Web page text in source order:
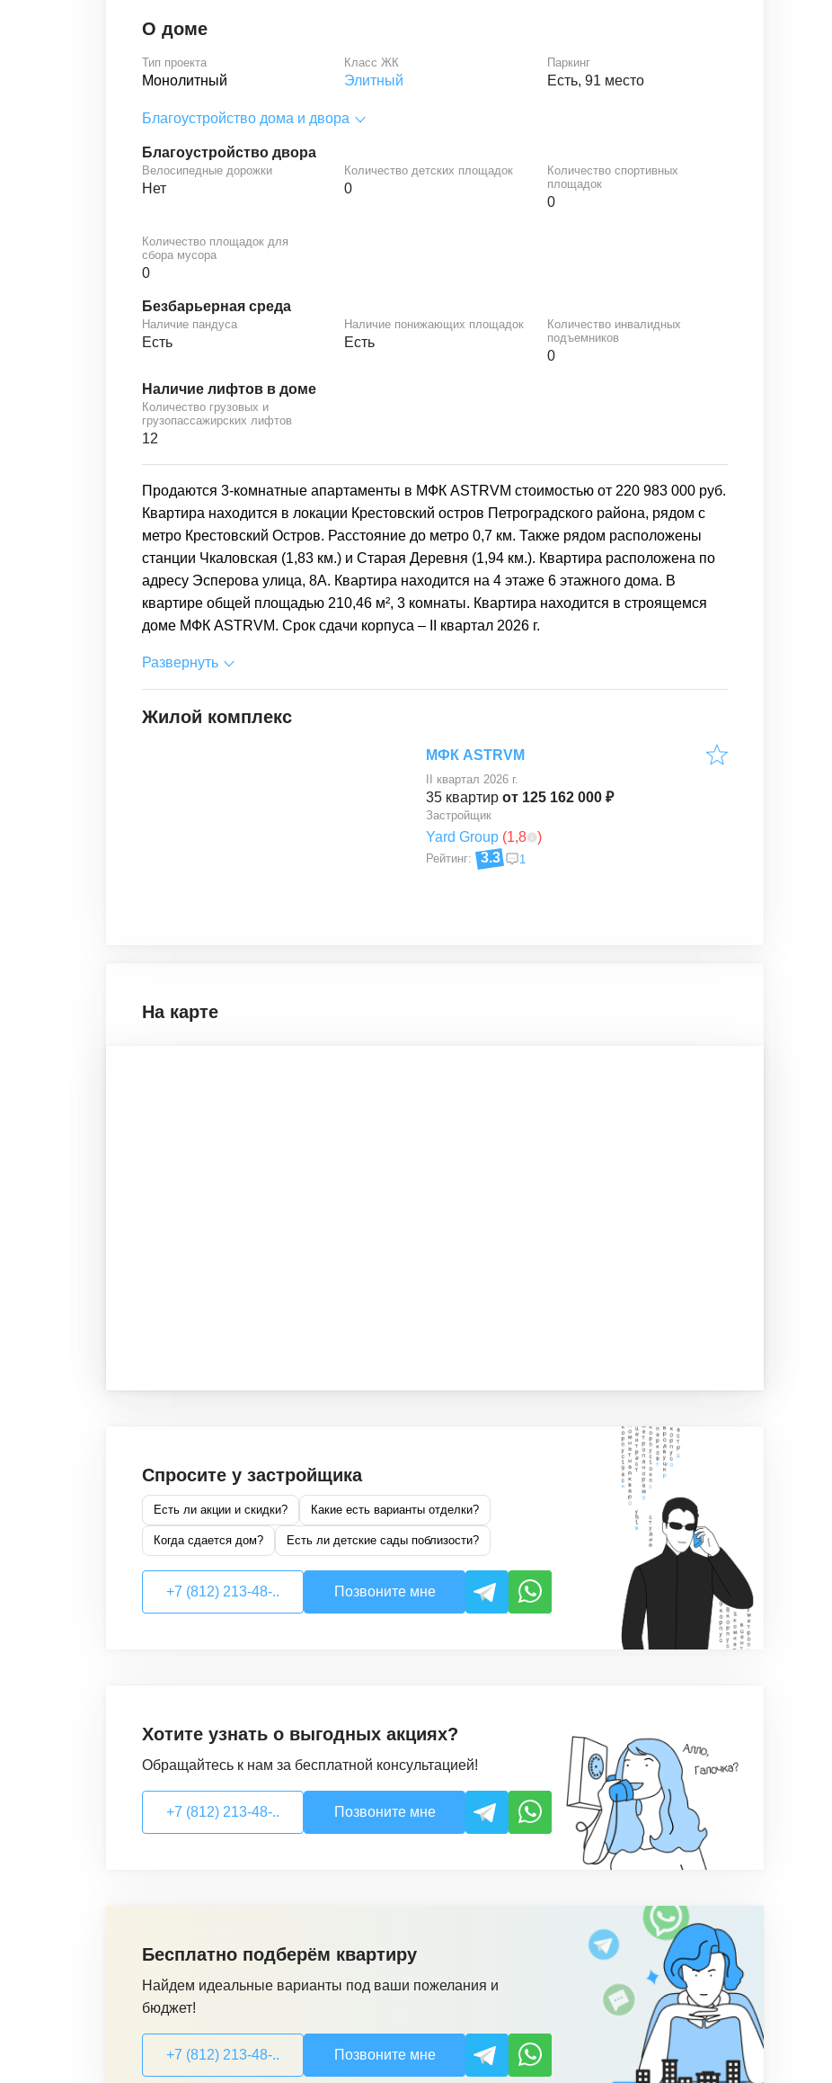
О доме
Тип проекта
Монолитный
Класс ЖК
Элитный
Паркинг
Есть, 91 место
Благоустройство дома и двора
Благоустройство двора
Велосипедные дорожки
Нет
Количество детских площадок
0
Количество спортивных
площадок
0
Количество площадок для
сбора мусора
0
Безбарьерная среда
Наличие пандуса
Есть
Наличие понижающих площадок
Есть
Количество инвалидных
подъемников
0
Наличие лифтов в доме
Количество грузовых и
грузопассажирских лифтов
12
Продаются 3-комнатные апартаменты в МФК ASTRVM стоимостью от 220 983 000 руб.
Квартира находится в локации Крестовский остров Петроградского района, рядом с
метро Крестовский Остров. Расстояние до метро 0,7 км. Также рядом расположены
станции Чкаловская (1,83 км.) и Старая Деревня (1,94 км.). Квартира расположена по
адресу Эсперова улица, 8А. Квартира находится на 4 этаже 6 этажного дома. В
квартире общей площадью 210,46 м², 3 комнаты. Квартира находится в строящемся
доме МФК ASTRVM. Срок сдачи корпуса – II квартал 2026 г.
Развернуть
Жилой комплекс
МФК ASTRVM
II квартал 2026 г.
35 квартир от 125 162 000 ₽
Застройщик
Yard Group (1,8 )
Рейтинг: 3.3 1
На карте
Спросите у застройщика
Есть ли акции и скидки? Какие есть варианты отделки?
Когда сдается дом? Есть ли детские сады поблизости?
+7 (812) 213-48-.. Позвоните мне
Хотите узнать о выгодных акциях?
Обращайтесь к нам за бесплатной консультацией!
+7 (812) 213-48-.. Позвоните мне
Бесплатно подберём квартиру
Найдем идеальные варианты под ваши пожелания и
бюджет!
+7 (812) 213-48-.. Позвоните мне